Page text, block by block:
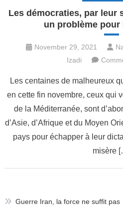
Les démocraties, par leur
un problème pour
November 29, 2021
Izadi
Les centaines de malheureux
en cette fin novembre, ceux qui
de la Méditerranée, sont
d’Asie, d’Afrique et du Moyen
pays pour échapper à leur
misère
Guerre Iran, la force ne suffit pas